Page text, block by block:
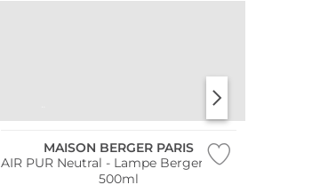
MAISON BERGER PARIS
AIR PUR Neutral - Lampe Berger Duft
500ml